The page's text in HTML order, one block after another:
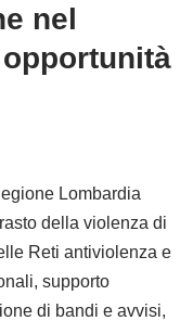
nel
Lombardia
della violenza di
Reti antiviolenza e
supporto
di bandi e avvisi,